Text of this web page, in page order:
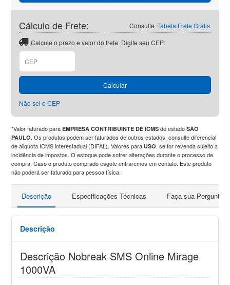
Consulte Tabela Frete Grátis
Cálculo de Frete:
Calcule o prazo e valor do frete. Digite seu CEP:
Calcular
Não sei o CEP
*Valor faturado paraEMPRESA CONTRIBUINTE DE ICMS do estadoSÃO
PAULO. Os produtos podem ser faturados de outros estados, consulte diferencial
de aliquota ICMS interestadual (DIFAL). Valores paraUSO, se for revenda sujeito a
incidência de impostos. O estoque pode sofrer alterações durante o processo de
compra. Caso o produto comprado esgote entraremos em contato. Este produto
não poderá ser faturado para pessoa física.
Descrição Especificações Técnicas Faça sua Pergunta
Descrição
Descrição Nobreak SMS Online Mirage
1000VA